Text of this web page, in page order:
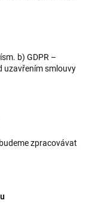
b) GDPR –
uzavřením smlouvy
zpracovávat